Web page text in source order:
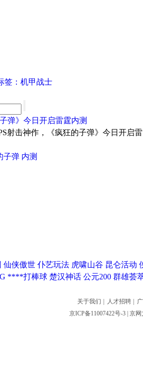
签：机甲战士
弹》今日开启雷霆内测
射击神作，《疯狂的子弹》今日开
子弹 内测
仙侠傲世 仆艺玩法 虎啸山谷 昆仑活动
****打棒球 楚汉神话 公元200 群雄荟
关于我们 人才招聘
京ICP备11007422号-3| 京网